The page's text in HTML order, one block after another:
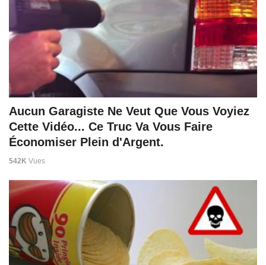
Aucun Garagiste Ne Veut Que Vous Voyiez
Cette Vidéo... Ce Truc Va Vous Faire
Économiser Plein d'Argent.
542K Vues